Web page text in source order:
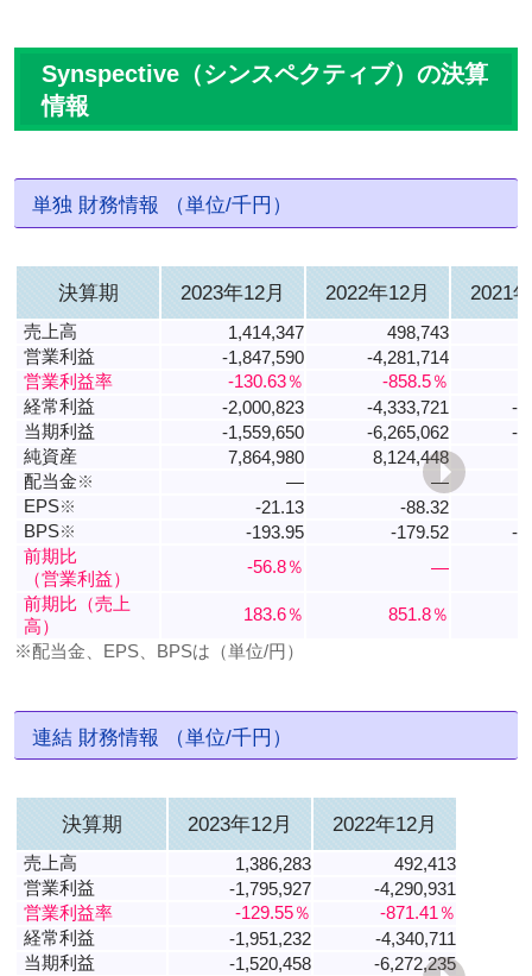
Synspective（シンスペクティブ）の決算
情報
単独 財務情報 （単位/千円）
決算期 2023年12月 2022年12月 2021
売上高 1,414,347
498,743
営業利益
-1,847,590
-4,281,714
営業利益率
-130.63％
-858.5％
経常利益
-2,000,823 -4,333,721
-
当期利益
-1,559,650 -6,265,062
-
純資産
7,864,980 8,124,448
配当金※ ―
―
EPS※ -21.13 -88.32
BPS※ -193.95 -179.52
-
前期比
（営業利益）
-56.8％
―
前期比（売上
高）
183.6％
851.8％
※配当金、EPS、BPSは（単位/円）
連結 財務情報 （単位/千円）
決算期 2023年12月 2022年12月
売上高 1,386,283
492,413
営業利益
-1,795,927
-4,290,931
営業利益率
-129.55％
-871.41％
経常利益
-1,951,232
-4,340,711
当期利益
-1,520,458
-6,272,235